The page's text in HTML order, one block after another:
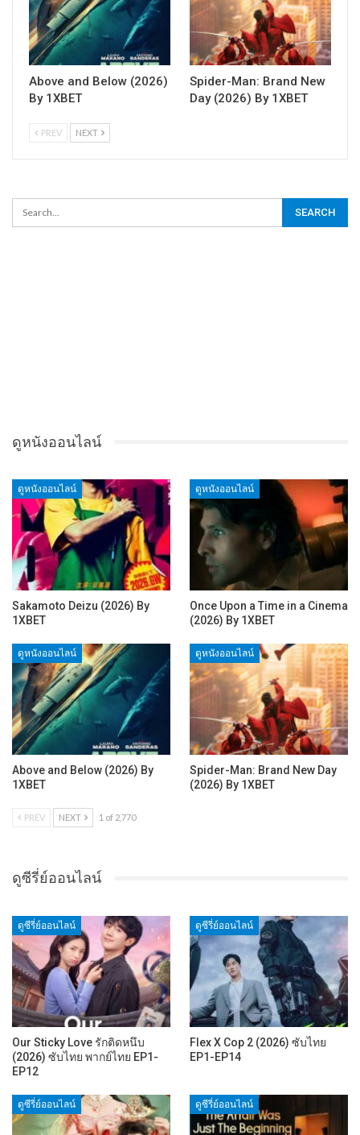
Above and Below (2026)
By 1XBET
Spider-Man: Brand New
Day (2026) By 1XBET
PREV NEXT
ดูหนังออนไลน์
ดูหนังออนไลน์
Sakamoto Deizu (2026) By
1XBET
ดูหนังออนไลน์
Once Upon a Time in a Cinema
(2026) By 1XBET
ดูหนังออนไลน์
Above and Below (2026) By
1XBET
ดูหนังออนไลน์
Spider-Man: Brand New Day
(2026) By 1XBET
PREV NEXT 1 of 2,770
ดูซีรี่ย์ออนไลน์
ดูซีรี่ย์ออนไลน์
Our Sticky Love รักติดหนึบ
(2026) ซับไทย พากย์ไทย EP1-
EP12
ดูซีรี่ย์ออนไลน์
Flex X Cop 2 (2026) ซับไทย
EP1-EP14
ดูซีรี่ย์ออนไลน์ ดูซีรี่ย์ออนไลน์